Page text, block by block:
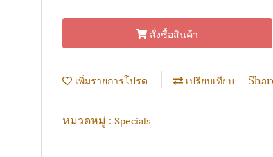
สั่งซื้อสินค้า
เพิ่มรายการโปรด เปรียบเทียบ
หมวดหมู่ : Specials